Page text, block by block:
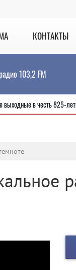
КОНТАКТЫ
103,2 FM
выходные в